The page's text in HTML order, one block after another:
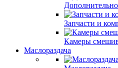
Запчасти и
Камеры
Маслораздача